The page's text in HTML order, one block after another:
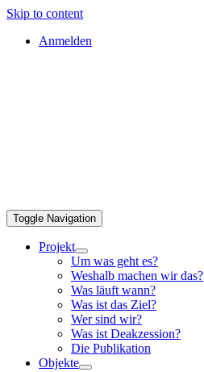
Skip to content
Anmelden
Toggle Navigation
Projekt
Um was geht es?
Weshalb machen wir das?
Was läuft wann?
Was ist das Ziel?
Wer sind wir?
Was ist Deakzession?
Die Publikation
Objekte